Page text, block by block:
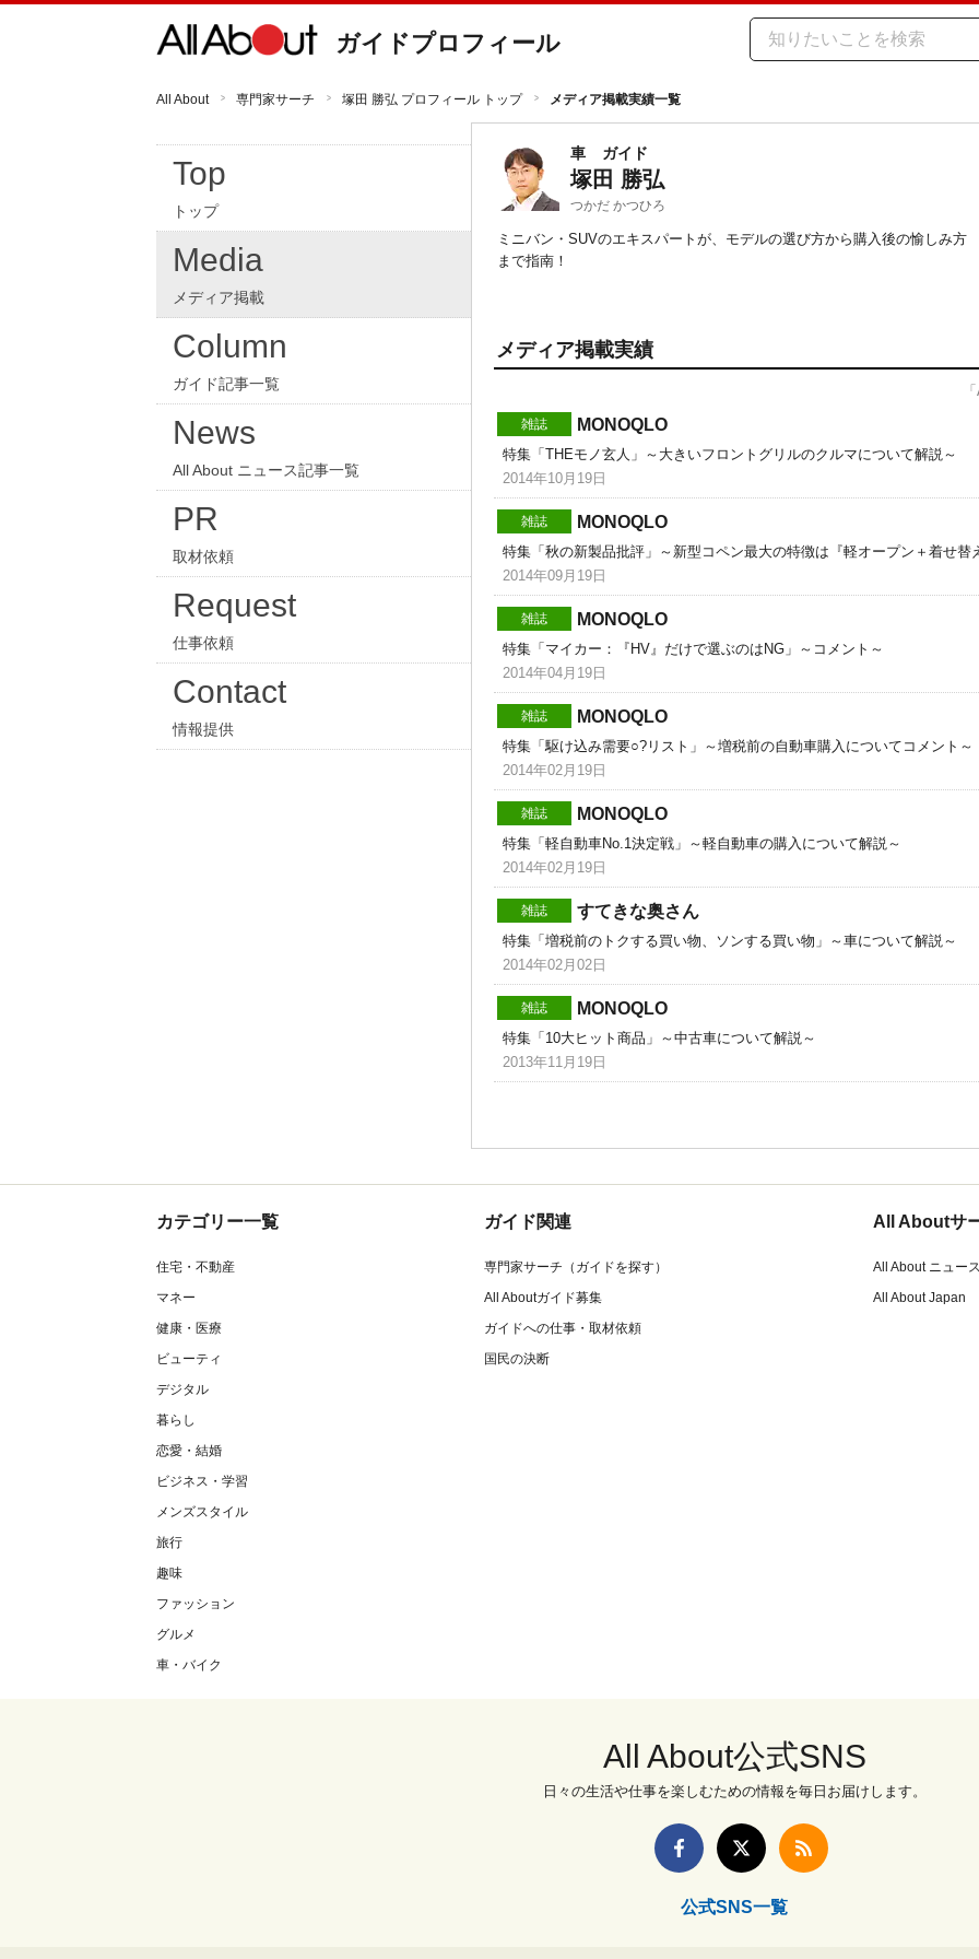
ガイドプロフィール
All About 専門家サーチ 塚田 勝弘 プロフィール トップ メディア掲載実績一覧
Top
トップ
Media
メディア掲載
Column
ガイド記事一覧
News
All About ニュース記事一覧
PR
取材依頼
Request
仕事依頼
Contact
情報提供
車 ガイド
塚田 勝弘
つかだ かつひろ
ミニバン・SUVのエキスパートが、モデルの選び方から購入後の愉しみ方
まで指南！
メディア掲載実績
雑誌 MONOQLO
特集「THEモノ玄人」～大きいフロントグリルのクルマについて解説～
2014年10月19日
雑誌 MONOQLO
特集「秋の新製品批評」～新型コペン最大の特徴は『軽オープン＋着せ替
2014年09月19日
雑誌 MONOQLO
特集「マイカー：『HV』だけで選ぶのはNG」～コメント～
2014年04月19日
雑誌 MONOQLO
特集「駆け込み需要○?リスト」～増税前の自動車購入についてコメント～
2014年02月19日
雑誌 MONOQLO
特集「軽自動車No.1決定戦」～軽自動車の購入について解説～
2014年02月19日
雑誌 すてきな奥さん
特集「増税前のトクする買い物、ソンする買い物」～車について解説～
2014年02月02日
雑誌 MONOQLO
特集「10大ヒット商品」～中古車について解説～
2013年11月19日
カテゴリー一覧
住宅・不動産
マネー
健康・医療
ビューティ
デジタル
暮らし
恋愛・結婚
ビジネス・学習
メンズスタイル
旅行
趣味
ファッション
グルメ
車・バイク
ガイド関連
専門家サーチ（ガイドを探す）
All Aboutガイド募集
ガイドへの仕事・取材依頼
国民の決断
All Aboutサ
All About ニュース
All About Japan
All About公式SNS
日々の生活や仕事を楽しむための情報を毎日お届けします。
公式SNS一覧